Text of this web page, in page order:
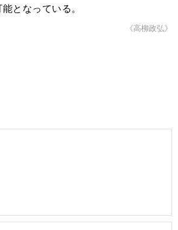
となっている。
《高柳政弘》